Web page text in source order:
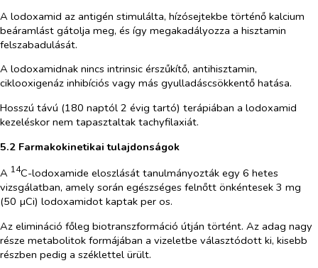
A lodoxamid az antigén stimulálta, hízósejtekbe történő kalcium
beáramlást gátolja meg, és így megakadályozza a hisztamin
felszabadulását.
A lodoxamidnak nincs intrinsic érszűkítő, antihisztamin,
ciklooxigenáz inhibíciós vagy más gyulladáscsökkentő hatása.
Hosszú távú (180 naptól 2 évig tartó) terápiában a lodoxamid
kezeléskor nem tapasztaltak tachyfilaxiát.
5.2 Farmakokinetikai tulajdonságok
A 14C-lodoxamide eloszlását tanulmányozták egy 6 hetes
vizsgálatban, amely során egészséges felnőtt önkéntesek 3 mg
(50 µCi) lodoxamidot kaptak per os.
Az elimináció főleg biotranszformáció útján történt. Az adag nagy
része metabolitok formájában a vizeletbe választódott ki, kisebb
részben pedig a széklettel ürült.